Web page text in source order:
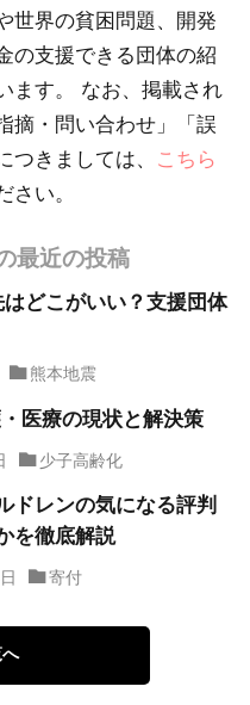
世界の貧困問題、開発
の支援できる団体の紹
ます。 なお、掲載され
摘・問い合わせ」「誤
きましては、
こちら
さい。
最近の投稿
どこがいい？支援団体
熊本地震
医療の現状と解決策
少子高齢化
ドレンの気になる評判
を徹底解説
寄付